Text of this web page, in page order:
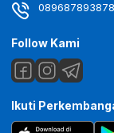
089687893878
Follow Kami
Ikuti